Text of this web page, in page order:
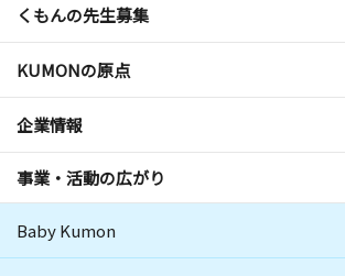
くもんの先生募集
KUMONの原点
企業情報
事業・活動の広がり
Baby Kumon